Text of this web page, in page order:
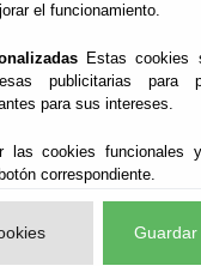
el funcionamiento.
Estas cookies
publicitarias para
para sus intereses.
las cookies funcionales
correspondiente.
Guardar
SEDE
El calendario
de
www.nacimiento.es